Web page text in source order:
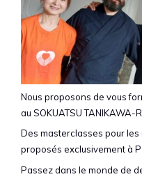
Nous proposons de vous
au SOKUATSU TANIKAWA-
Des masterclasses pour
proposés exclusivement à
Passez dans le monde de